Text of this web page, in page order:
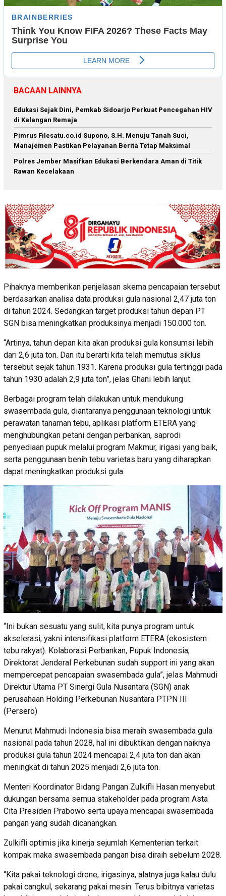
BACAAN LAINNYA
Edukasi Sejak Dini, Pemkab Sidoarjo Perkuat Pencegahan HIV
di Kalangan Remaja
Pimrus Filesatu.co.id Supono, S.H. Menuju Tanah Suci,
Manajemen Pastikan Pelayanan Berita Tetap Maksimal
Polres Jember Masifkan Edukasi Berkendara Aman di Titik
Rawan Kecelakaan
Pihaknya memberikan penjelasan skema pencapaian tersebut
berdasarkan analisa data produksi gula nasional 2,47 juta ton
di tahun 2024. Sedangkan target produksi tahun depan PT
SGN bisa meningkatkan produksinya menjadi 150.000 ton.
“Artinya, tahun depan kita akan produksi gula konsumsi lebih
dari 2,6 juta ton. Dan itu berarti kita telah memutus siklus
tersebut sejak tahun 1931. Karena produksi gula tertinggi pada
tahun 1930 adalah 2,9 juta ton”, jelas Ghani lebih lanjut.
Berbagai program telah dilakukan untuk mendukung
swasembada gula, diantaranya penggunaan teknologi untuk
perawatan tanaman tebu, aplikasi platform ETERA yang
menghubungkan petani dengan perbankan, saprodi
penyediaan pupuk melalui program Makmur, irigasi yang baik,
serta penggunaan benih tebu varietas baru yang diharapkan
dapat meningkatkan produksi gula.
“Ini bukan sesuatu yang sulit, kita punya program untuk
akselerasi, yakni intensifikasi platform ETERA (ekosistem
tebu rakyat). Kolaborasi Perbankan, Pupuk Indonesia,
Direktorat Jenderal Perkebunan sudah support ini yang akan
mempercepat pencapaian swasembada gula”, jelas Mahmudi
Direktur Utama PT Sinergi Gula Nusantara (SGN) anak
perusahaan Holding Perkebunan Nusantara PTPN III
(Persero)
Menurut Mahmudi Indonesia bisa meraih swasembada gula
nasional pada tahun 2028, hal ini dibuktikan dengan naiknya
produksi gula tahun 2024 mencapai 2,4 juta ton dan akan
meningkat di tahun 2025 menjadi 2,6 juta ton.
Menteri Koordinator Bidang Pangan Zulkifli Hasan menyebut
dukungan bersama semua stakeholder pada program Asta
Cita Presiden Prabowo serta upaya mencapai swasembada
pangan yang sudah dicanangkan.
Zulkifli optimis jika kinerja sejumlah Kementerian terkait
kompak maka swasembada pangan bisa diraih sebelum 2028.
“Kita pakai teknologi drone, irigasinya, alatnya juga kalau dulu
pakai cangkul, sekarang pakai mesin. Terus bibitnya varietas